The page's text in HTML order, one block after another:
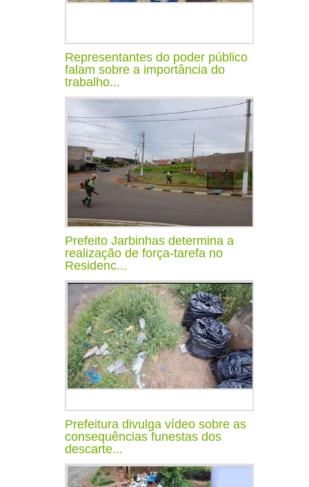
Representantes do poder público
falam sobre a importância do
trabalho...
Prefeito Jarbinhas determina a
realização de força-tarefa no
Residenc...
Prefeitura divulga vídeo sobre as
consequências funestas dos
descarte...